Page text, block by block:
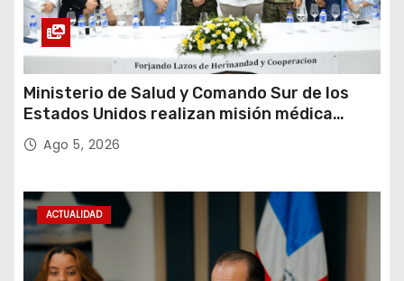
Ministerio de Salud y Comando Sur de los
Estados Unidos realizan misión médica
Amistad 2026 en La Vega
Ago 5, 2026
ACTUALIDAD